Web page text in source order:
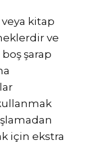
veya kitap
ve
şarap
için ekstra